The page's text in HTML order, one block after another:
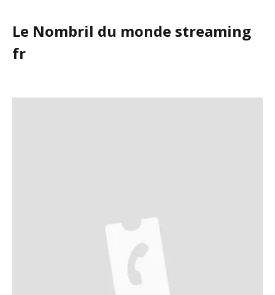
Le Nombril du monde streaming
fr